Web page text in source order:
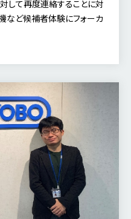
して再度連絡することに対
など候補者体験にフォーカ